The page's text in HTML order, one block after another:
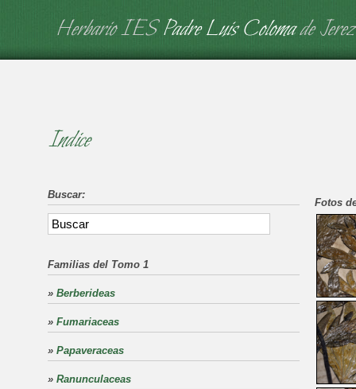
Herbario IES Padre Luis Colomade Jerez
Fotos
Indice
Buscar:
Familias del Tomo 1
» Berberideas
» Fumariaceas
» Papaveraceas
» Ranunculaceas